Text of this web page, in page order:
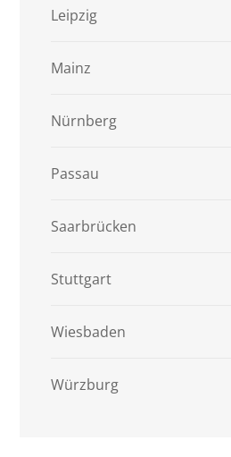
Leipzig
Mainz
Nürnberg
Passau
Saarbrücken
Stuttgart
Wiesbaden
Würzburg